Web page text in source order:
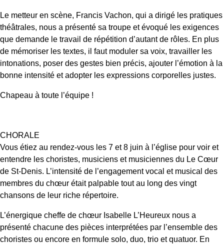
Le metteur en scène, Francis Vachon, qui a dirigé les pratiques
théâtrales, nous a présenté sa troupe et évoqué les exigences
que demande le travail de répétition d’autant de rôles. En plus
de mémoriser les textes, il faut moduler sa voix, travailler les
intonations, poser des gestes bien précis, ajouter l’émotion à la
bonne intensité et adopter les expressions corporelles justes.
Chapeau à toute l’équipe !
CHORALE
Vous étiez au rendez-vous les 7 et 8 juin à l’église pour voir et
entendre les choristes, musiciens et musiciennes du Le Cœur
de St-Denis. L’intensité de l’engagement vocal et musical des
membres du chœur était palpable tout au long des vingt
chansons de leur riche répertoire.
L’énergique cheffe de chœur Isabelle L’Heureux nous a
présenté chacune des pièces interprétées par l’ensemble des
choristes ou encore en formule solo, duo, trio et quatuor. En